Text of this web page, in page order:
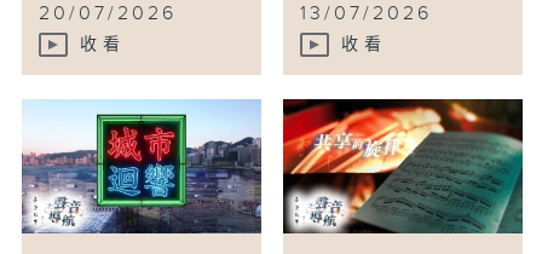
20/07/2026
收看
13/07/2026
收看